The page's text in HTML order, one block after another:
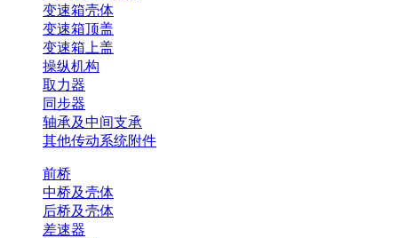
变速箱壳体
变速箱顶盖
变速箱上盖
操纵机构
取力器
同步器
轴承及中间支承
其他传动系统附件
前桥
中桥及壳体
后桥及壳体
差速器